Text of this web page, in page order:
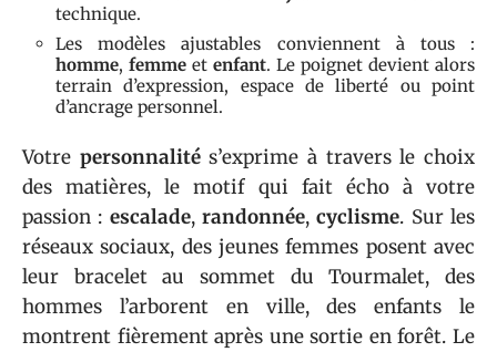
technique.
Les modèles ajustables conviennent à tous :
homme, femme et enfant. Le poignet devient alors
terrain d’expression, espace de liberté ou point
d’ancrage personnel.
Votre personnalités’exprime à travers le choix
des matières, le motif qui fait écho à votre
passion : escalade,randonnée,cyclisme. Sur les
réseaux sociaux, des jeunes femmes posent avec
leur bracelet au sommet du Tourmalet, des
hommes l’arborent en ville, des enfants le
montrent fièrement après une sortie en forêt. Le